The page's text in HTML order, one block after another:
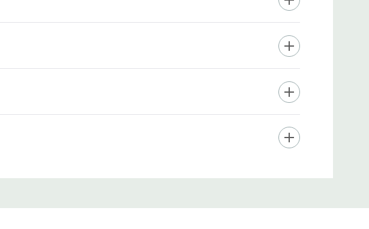
menselijk haar.